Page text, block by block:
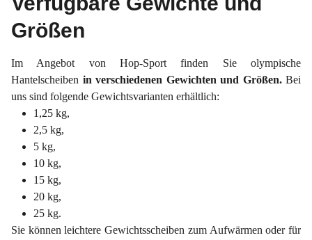
Größen
Im Angebot von Hop-Sport finden Sie olympische
Hantelscheiben in verschiedenen Gewichten und Größen.Bei
uns sind folgende Gewichtsvarianten erhältlich:
1,25 kg,
2,5 kg,
5 kg,
10 kg,
15 kg,
20 kg,
25 kg.
Sie können leichtere Gewichtsscheiben zum Aufwärmen oder für